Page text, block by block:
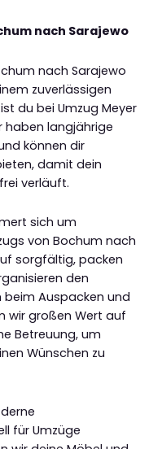
nach Sarajewo
nach Sarajewo
zuverlässigen
du bei Umzug Meyer
haben langjährige
können dir
damit dein
verläuft.
sich um
von Bochum nach
sorgfältig, packen
den
Auspacken und
wir großen Wert auf
Betreuung, um
Wünschen zu
für Umzüge